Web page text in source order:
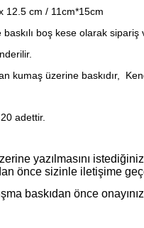
12.5 cm / 11cm*15cm
baskılı boş kese olarak
kumaş üzerine baskıdır,
adettir.
yazılmasını
önce sizinle iletişime
baskıdan önce